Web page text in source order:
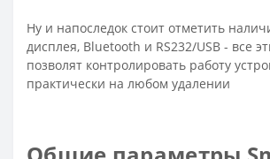
Ну и напоследок стоит отметить
дисплея, Bluetooth и RS232/USB - все
позволят контролировать работу
практически на любом удалении